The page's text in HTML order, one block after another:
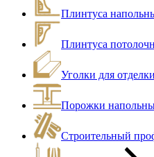
Плинтуса
Плинтуса
Уголки для
Порожки
Строительный